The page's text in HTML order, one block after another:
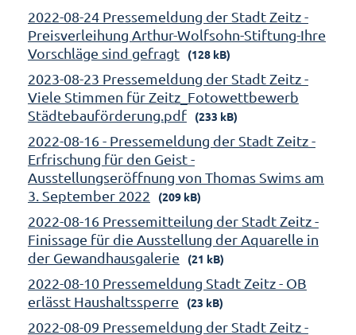
2022-08-24 Pressemeldung der Stadt Zeitz -
Preisverleihung Arthur-Wolfsohn-Stiftung-Ihre
Vorschläge sind gefragt
(128 kB)
2023-08-23 Pressemeldung der Stadt Zeitz -
Viele Stimmen für Zeitz_Fotowettbewerb
Städtebauförderung.pdf
(233 kB)
2022-08-16 - Pressemeldung der Stadt Zeitz -
Erfrischung für den Geist -
Ausstellungseröffnung von Thomas Swims am
3. September 2022
(209 kB)
2022-08-16 Pressemitteilung der Stadt Zeitz -
Finissage für die Ausstellung der Aquarelle in
der Gewandhausgalerie
(21 kB)
2022-08-10 Pressemeldung Stadt Zeitz - OB
erlässt Haushaltssperre
(23 kB)
2022-08-09 Pressemeldung der Stadt Zeitz -